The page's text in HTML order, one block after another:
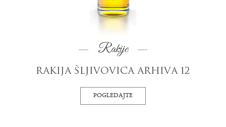
Rakije
RAKIJA ŠLJIVOVICA ARHIVA 12
POGLEDAJTE